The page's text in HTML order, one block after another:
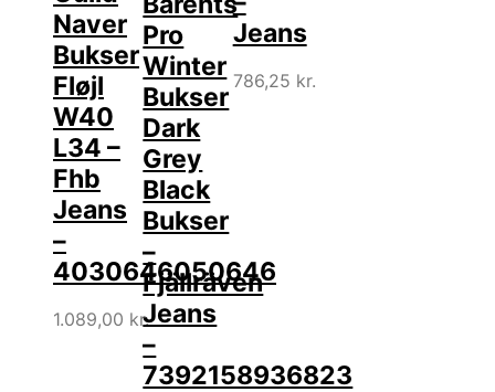
Naver
Bukser
Fløjl
W40
L34 –
Fhb
Jeans
–
4030646050646
1.089,00 kr.
Pro
Winter
Bukser
Dark
Grey
Black
Bukser
–
Fjällräven
Jeans
–
7392158936823
Jeans
786,25 kr.